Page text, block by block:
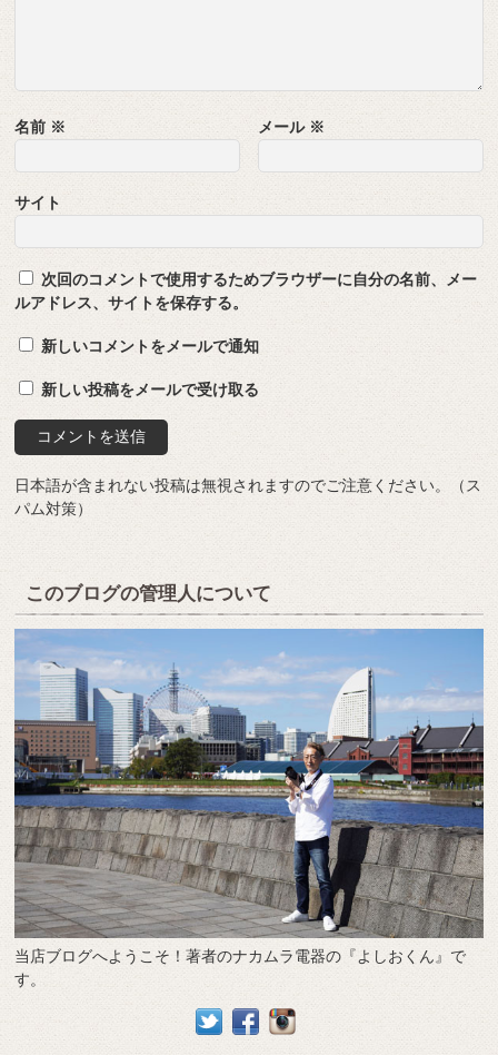
名前 ※ メール ※
サイト
次回のコメントで使用するためブラウザーに自分の名前、メー
ルアドレス、サイトを保存する。
新しいコメントをメールで通知
新しい投稿をメールで受け取る
日本語が含まれない投稿は無視されますのでご注意ください。（ス
パム対策）
このブログの管理人について
当店ブログへようこそ！著者のナカムラ電器の『よしおくん』で
す。